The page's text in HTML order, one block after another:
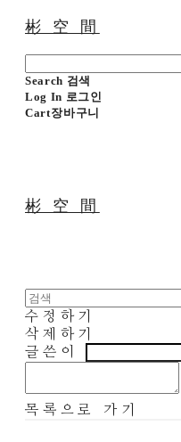
彬 空 間
Search 검색
Log In 로그인
Cart장바구니
彬 空 間
수정하기
삭제하기
글쓴이
목록으로 가기